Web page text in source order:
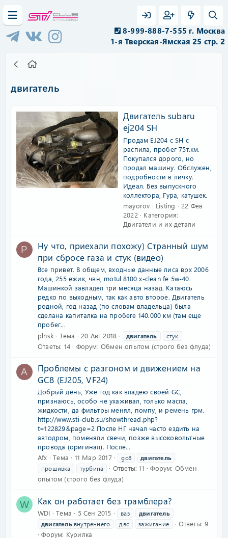
8-999-888-7-555 г. Москва
1-я Тверская-Ямская 25 стр. 2
двигатель
Двигатель subaru
ej204 SH
Продам EJ204 с SH с
распила, пробег 75т.км.
Покупался дорого, но
продал машину. Обслужен,
подробности в личку.
Идеал. Без выпускного
коллектора, Гура, катушек.
mayorov
Listing
22 Фев
2022
Категория:
Двигатели и их детали
P
Ну что, приехали похожу) Странный шум
при сбросе газа и стук (видео)
Все привет. В общем, входные данные лиса врх 2006
года, 255 ежик, чвн, motul 8100 x-clean fe 5w-40.
Машинкой завладел три месяца назад. Катаюсь
редко по выходным, так как авто второе. Двигатель
родной, год назад (по словам владельца) была
сделана капиталка на пробеге 140.000 км (там еще
пробег...
plnsk
Тема 20 Авг 2018 двигатель стук
Ответы: 14 Форум:Обмен опытом (строго без флуда)
A
Проблемы с разгоном и движением на
GC8 (EJ205, VF24)
Добрый день, Уже год как владею своей GC,
признаюсь, особо не ухаживал, только масла,
жидкости, да фильтры менял, помпу, и ремень грм.
http://www.sti-club.su/showthread.php?
t=122829&page=2 После НГ начал часто ездить на
автодром, поменяли свечи, позже высоковольтные
провода (оригинал). После...
Afx
Тема 11 Мар 2017 gc8
двигатель
прошивка
турбина Ответы: 11 Форум: Обмен
опытом (строго без флуда)
W Как он работает без трамблера?
WDI Тема 5 Сен 2015 ваз
двигатель
двигательвнутреннего двс зажигание
Ответы: 9
Форум: Курилка